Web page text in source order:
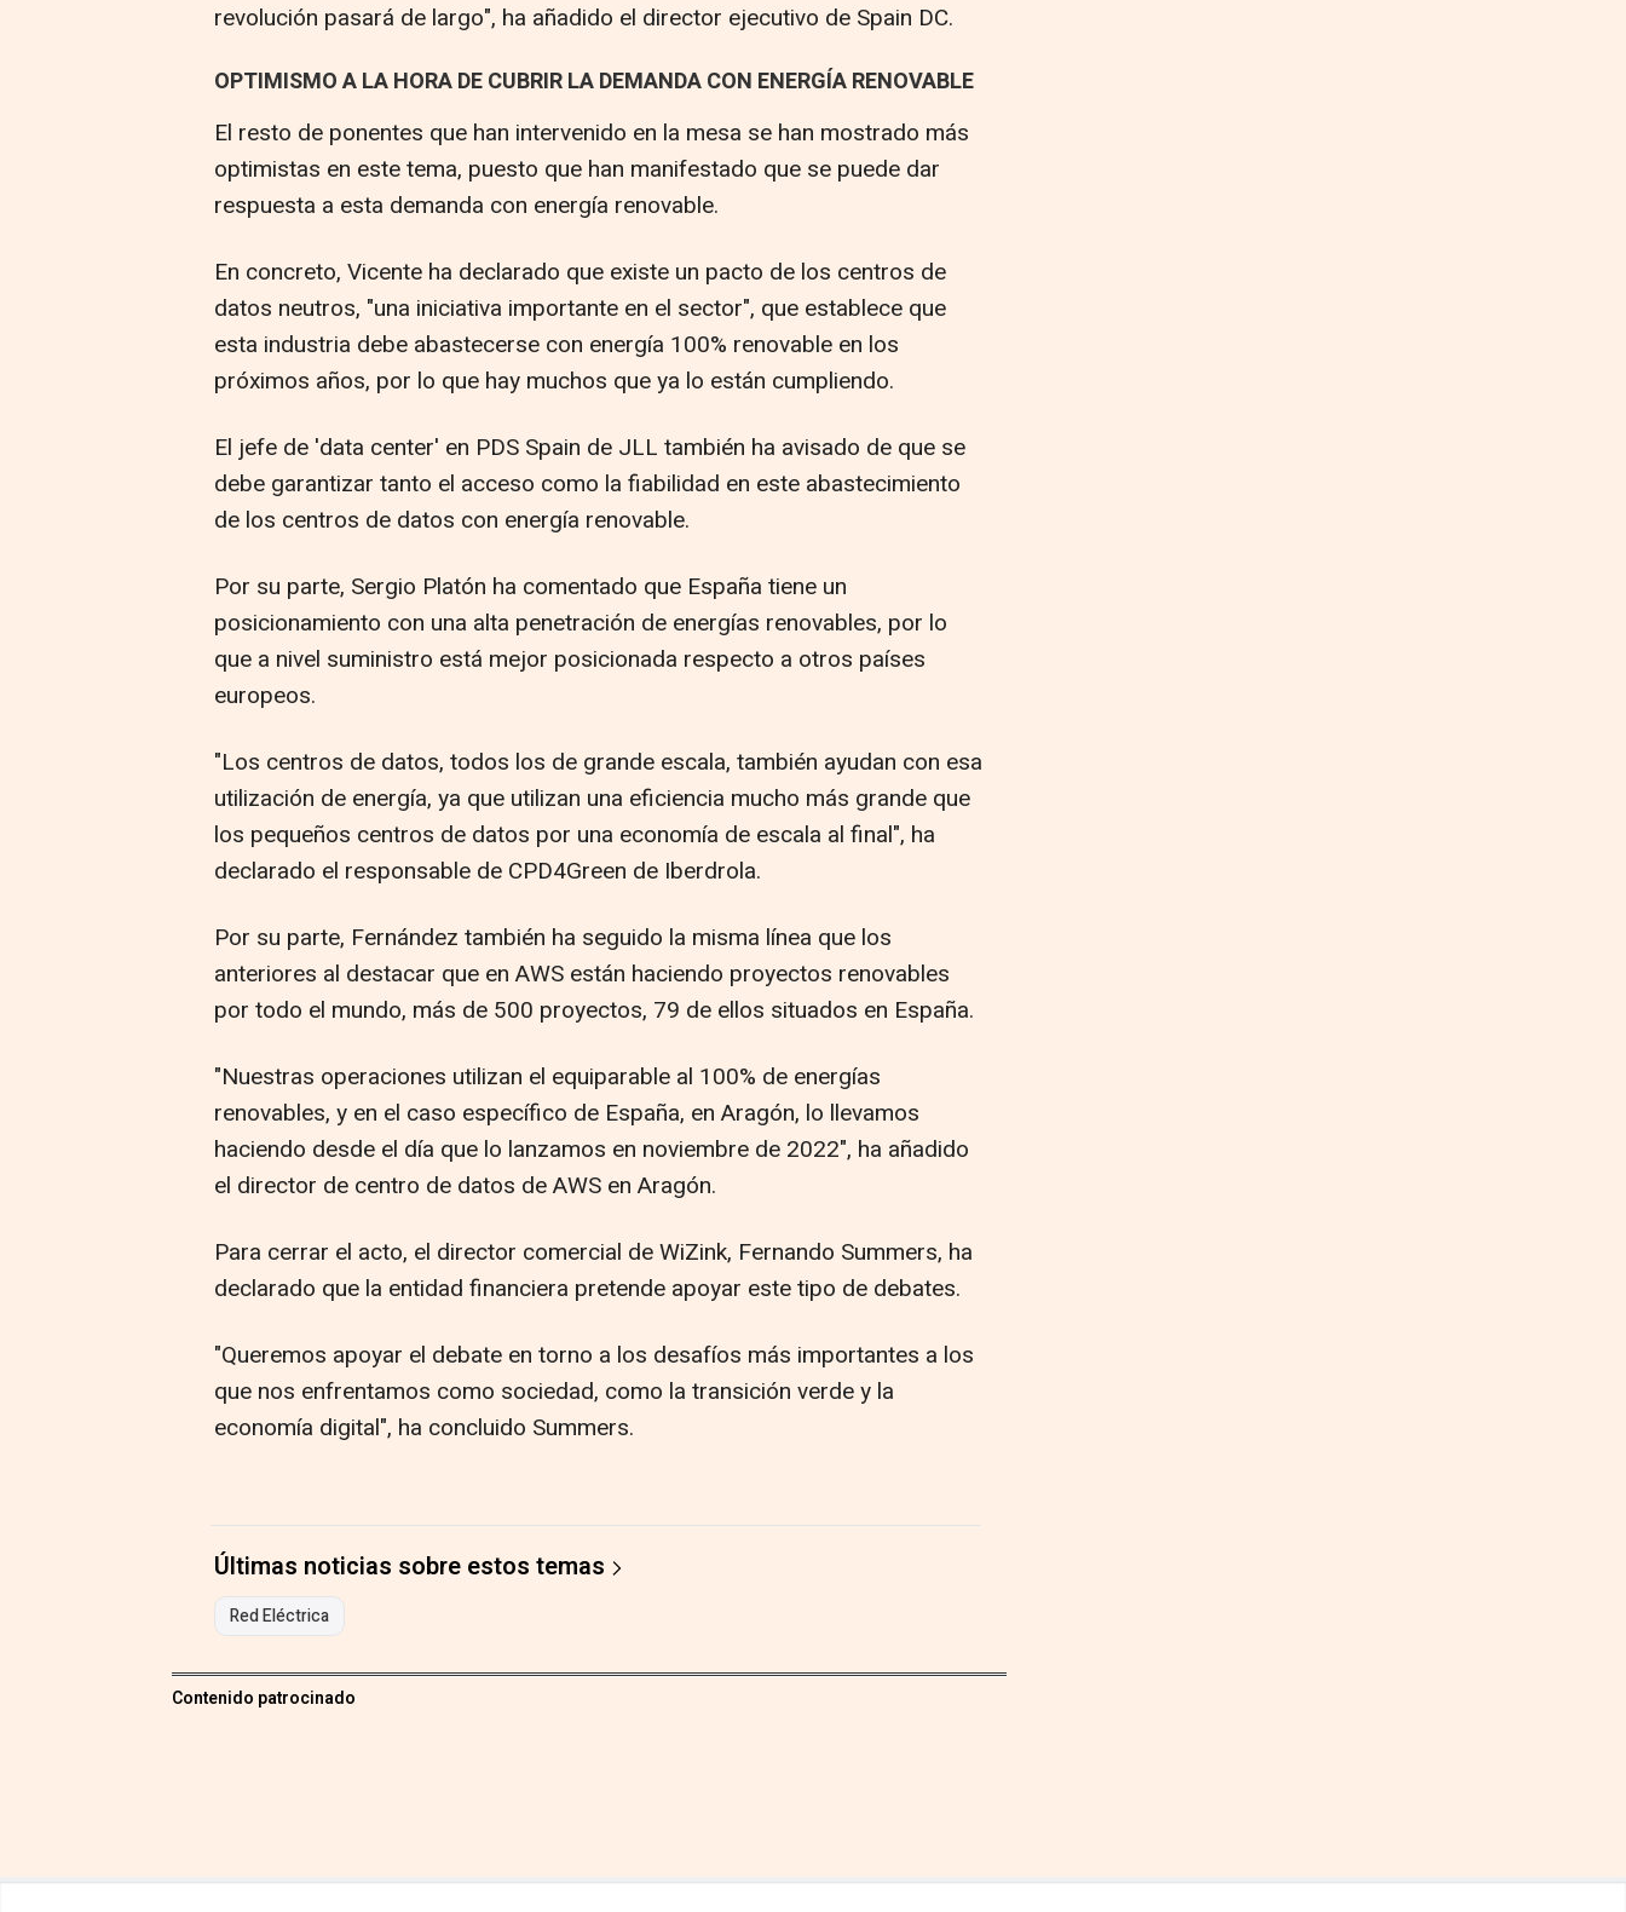
revolución pasará de largo", ha añadido el director ejecutivo de Spain DC.
OPTIMISMO A LA HORA DE CUBRIR LA DEMANDA CON ENERGÍA RENOVABLE
El resto de ponentes que han intervenido en la mesa se han mostrado más
optimistas en este tema, puesto que han manifestado que se puede dar
respuesta a esta demanda con energía renovable.
En concreto, Vicente ha declarado que existe un pacto de los centros de
datos neutros, "una iniciativa importante en el sector", que establece que
esta industria debe abastecerse con energía 100% renovable en los
próximos años, por lo que hay muchos que ya lo están cumpliendo.
El jefe de 'data center' en PDS Spain de JLL también ha avisado de que se
debe garantizar tanto el acceso como la fiabilidad en este abastecimiento
de los centros de datos con energía renovable.
Por su parte, Sergio Platón ha comentado que España tiene un
posicionamiento con una alta penetración de energías renovables, por lo
que a nivel suministro está mejor posicionada respecto a otros países
europeos.
"Los centros de datos, todos los de grande escala, también ayudan con esa
utilización de energía, ya que utilizan una eficiencia mucho más grande que
los pequeños centros de datos por una economía de escala al final", ha
declarado el responsable de CPD4Green de Iberdrola.
Por su parte, Fernández también ha seguido la misma línea que los
anteriores al destacar que en AWS están haciendo proyectos renovables
por todo el mundo, más de 500 proyectos, 79 de ellos situados en España.
"Nuestras operaciones utilizan el equiparable al 100% de energías
renovables, y en el caso específico de España, en Aragón, lo llevamos
haciendo desde el día que lo lanzamos en noviembre de 2022", ha añadido
el director de centro de datos de AWS en Aragón.
Para cerrar el acto, el director comercial de WiZink, Fernando Summers, ha
declarado que la entidad financiera pretende apoyar este tipo de debates.
"Queremos apoyar el debate en torno a los desafíos más importantes a los
que nos enfrentamos como sociedad, como la transición verde y la
economía digital", ha concluido Summers.
Últimas noticias sobre estos temas
Red Eléctrica
Contenido patrocinado